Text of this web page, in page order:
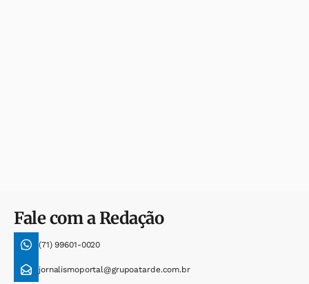
Fale com a Redação
(71) 99601-0020
jornalismoportal@grupoatarde.com.br